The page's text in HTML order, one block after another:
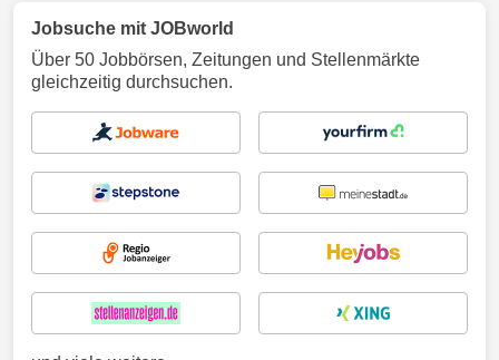
Jobsuche mit JOBworld
Über 50 Jobbörsen, Zeitungen und Stellenmärkte
gleichzeitig durchsuchen.